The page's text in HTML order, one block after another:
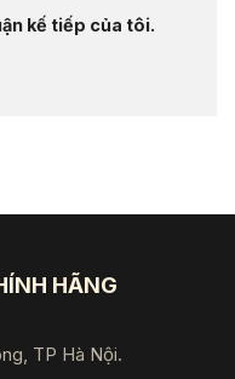
kế tiếp của tôi.
HÃNG
TP Hà Nội.